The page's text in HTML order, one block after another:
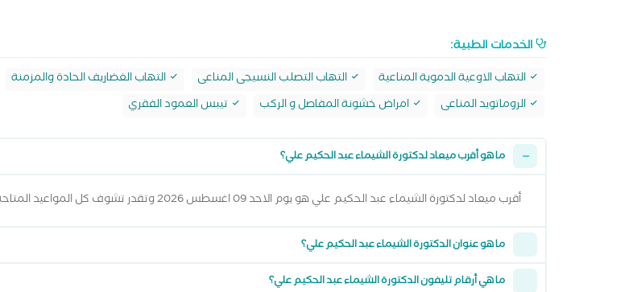
الخدمات الطبية:
التهاب الاوعية الدموية المناعية التهاب التصلب النسيجى المناعى التهاب الغضاريف الحادة والمزمنة
الروماتويد المناعى
امراض خشونة المفاصل و الركب تيبس العمود الفقري
ما هو أقرب ميعاد لدكتورة الشيماء عبد الحكيم علي؟
أقرب ميعاد لدكتورة الشيماء عبد الحكيم علي هو يوم الاحد 09 اغسطس 2026 وتقدر تشوف كل المواعيد المتاحة من خلال عرض المواعيد أعلاه
ما هو عنوان الدكتورة الشيماء عبد الحكيم علي؟
ما هي أرقام تليفون الدكتورة الشيماء عبد الحكيم علي؟